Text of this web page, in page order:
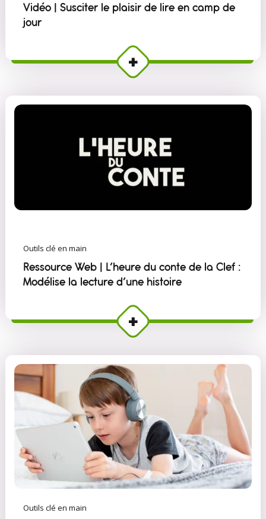
Vidéo | Susciter le plaisir de lire en camp de
jour
Outils clé en main
Ressource Web | L’heure du conte de la Clef :
Modélise la lecture d’une histoire
Outils clé en main